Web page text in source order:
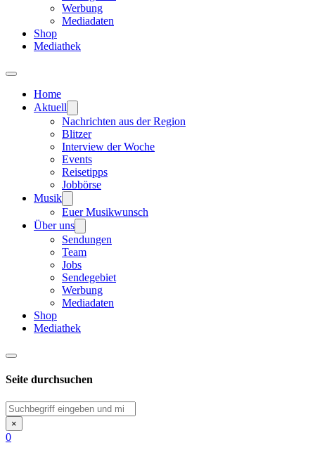
Werbung
Mediadaten
Shop
Mediathek
Home
Aktuell
Nachrichten aus der Region
Blitzer
Interview der Woche
Events
Reisetipps
Jobbörse
Musik
Euer Musikwunsch
Über uns
Sendungen
Team
Jobs
Sendegebiet
Werbung
Mediadaten
Shop
Mediathek
Seite durchsuchen
Suchen
×
0